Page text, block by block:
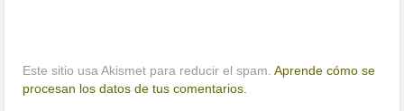
Este sitio usa Akismet para reducir el spam.Aprende cómo se
procesan los datos de tus comentarios.